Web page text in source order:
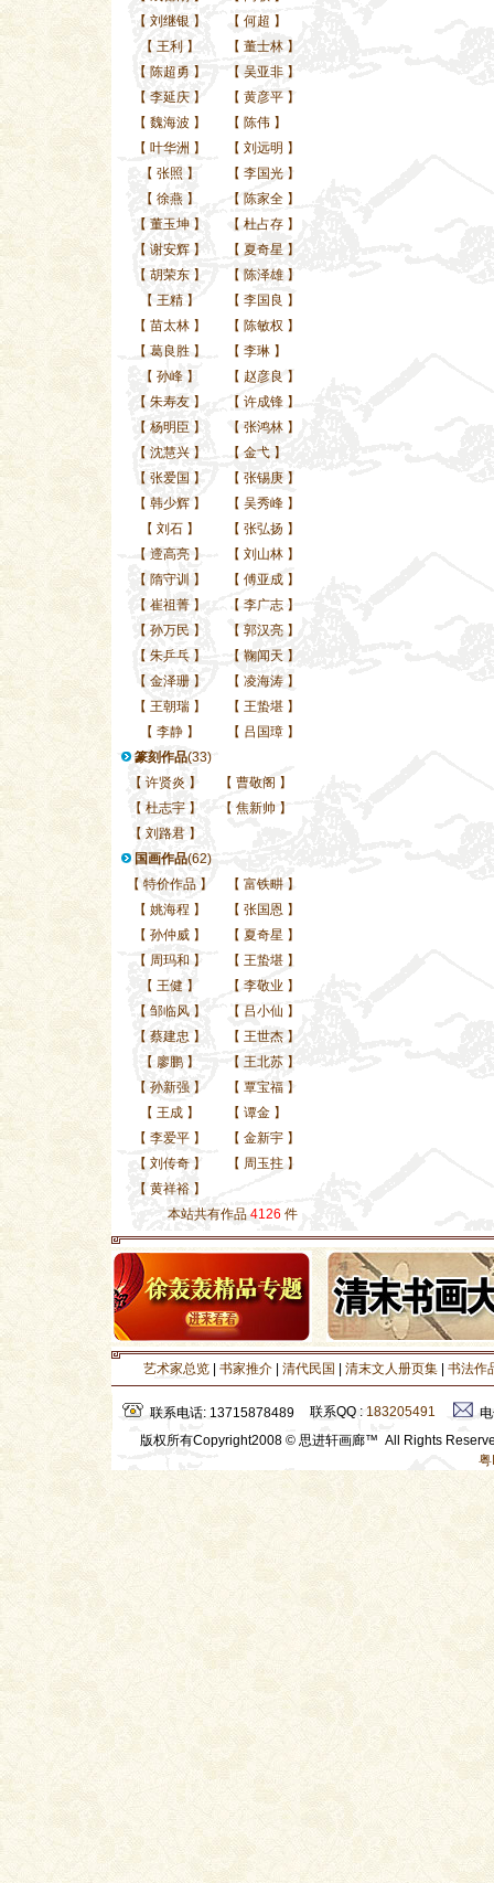
【 刘继银 】 【 何超 】
【 王利 】 【 董士林 】
【 陈超勇 】 【 吴亚非 】
【 李延庆】 【 黄彦平 】
【 魏海波 】 【 陈伟 】
【 叶华洲 】 【 刘远明 】
【 张照 】 【 李国光 】
【 徐燕】 【 陈家全 】
【 董玉坤】 【 杜占存 】
【 谢安辉】 【 夏奇星 】
【 胡荣东】 【 陈泽雄 】
【 王精】 【 李国良 】
【 苗太林】 【 陈敏权 】
【 葛良胜】 【 李琳 】
【 孙峰】 【 赵彦良 】
【 朱寿友】 【 许成锋 】
【 杨明臣 】 【 张鸿林 】
【 沈慧兴】 【 金弋 】
【 张爱国 】 【 张锡庚 】
【 韩少辉】 【 吴秀峰 】
【 刘石】 【 张弘扬 】
【 遆高亮】 【 刘山林 】
【 隋守训 】 【 傅亚成 】
【 崔祖菁】 【 李广志 】
【 孙万民 】 【 郭汉亮 】
【 朱乒乓】 【 鞠闻天 】
【 金泽珊】 【 凌海涛 】
【 王朝瑞】 【 王蛰堪 】
【 李静】 【 吕国璋 】
篆刻作品(33)
【 许贤炎 】 【 曹敬阁 】
【 杜志宇 】 【 焦新帅 】
【 刘路君 】
国画作品(62)
【 特价作品】 【 富铁畊 】
【 姚海程 】 【 张国恩 】
【 孙仲威】 【 夏奇星 】
【 周玛和 】 【 王蛰堪 】
【 王健】 【 李敬业 】
【 邹临风】 【 吕小仙 】
【 蔡建忠 】 【 王世杰 】
【 廖鹏】 【 王北苏 】
【 孙新强】 【 覃宝福 】
【 王成】 【 谭金 】
【 李爱平】 【 金新宇 】
【 刘传奇】 【 周玉拄 】
【 黄祥裕】
本站共有作品 4126 件
艺术家总览 书家推介 清代民国 清末文人册页集 书法作
联系电话: 13715878489 联系QQ : 183205491
版权所有Copyright2008 © 思进轩画廊™ All Rights